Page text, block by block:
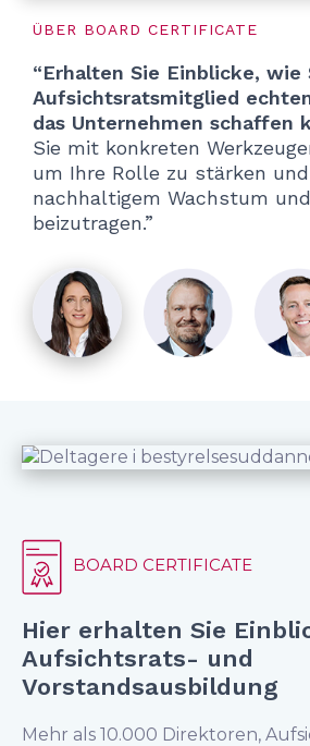
ÜBER BOARD CERTIFICATE
“Erhalten Sie Einblicke, wie
Aufsichtsratsmitglied
das Unternehmen schaffen
Sie mit konkreten
um Ihre Rolle zu stärken
nachhaltigem Wachstum
beizutragen.”
BOARD CERTIFICATE
Hier erhalten Sie
Aufsichtsrats- und
Vorstandsausbildung
Mehr als 10.000 Direktoren,